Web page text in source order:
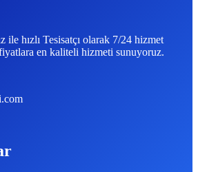
ile hızlı Tesisatçı olarak 7/24 hizmet
en kaliteli hizmeti sunuyoruz.